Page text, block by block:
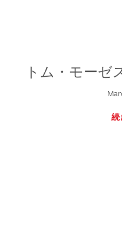
トム・モーゼ
続